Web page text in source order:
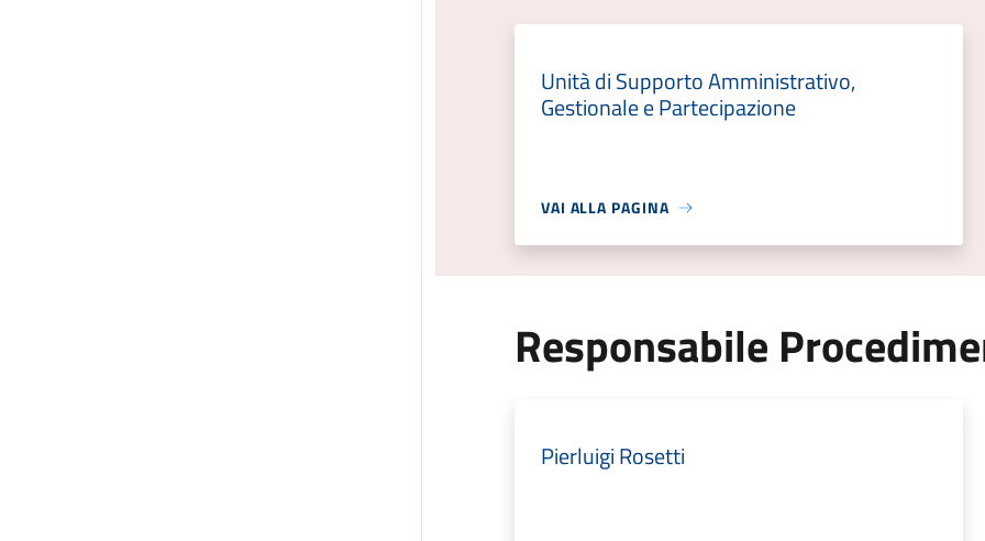
Unità di Supporto Amministrativo,
Gestionale e Partecipazione
VAI ALLA PAGINA
Responsabile
Pierluigi Rosetti